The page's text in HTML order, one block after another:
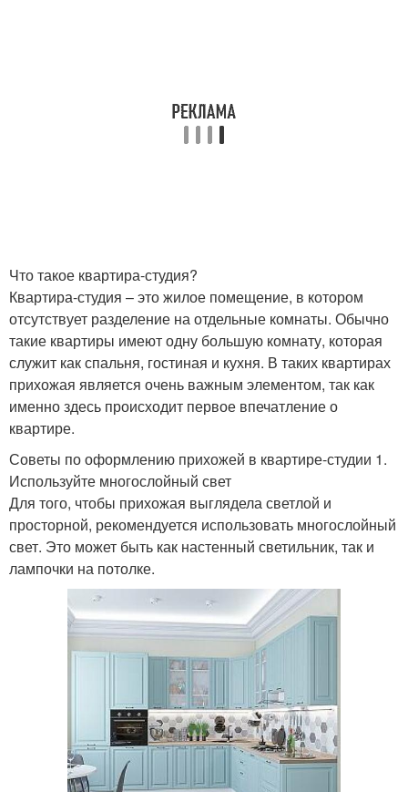
Что такое квартира-студия?
Квартира-студия – это жилое помещение, в котором
отсутствует разделение на отдельные комнаты. Обычно
такие квартиры имеют одну большую комнату, которая
служит как спальня, гостиная и кухня. В таких квартирах
прихожая является очень важным элементом, так как
именно здесь происходит первое впечатление о
квартире.
Советы по оформлению прихожей в квартире-студии 1.
Используйте многослойный свет
Для того, чтобы прихожая выглядела светлой и
просторной, рекомендуется использовать многослойный
свет. Это может быть как настенный светильник, так и
лампочки на потолке.